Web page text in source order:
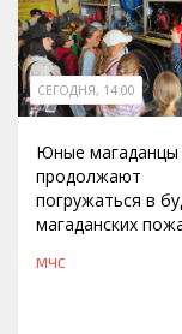
СЕГОДНЯ, 14:00
Юные магаданцы
продолжают
погружаться в
магаданских
МЧС